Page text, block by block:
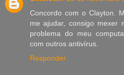
Concordo com o Clayton.
me ajudar, consigo mexer
problema do meu
com outros antivírus.
Responder